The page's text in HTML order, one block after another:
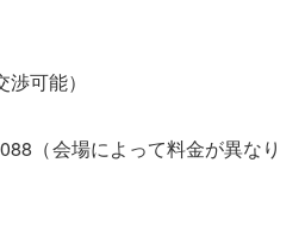
可能）
（会場によって料金が異なり